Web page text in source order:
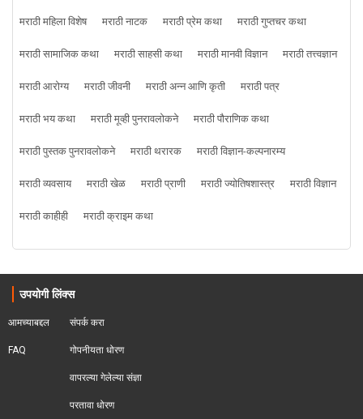
मराठी महिला विशेष
मराठी नाटक मराठी प्रेम कथा
मराठी गुप्तचर कथा
मराठी सामाजिक कथा
मराठी साहसी कथा मराठी मानवी विज्ञान
मराठी तत्त्वज्ञान
मराठी आरोग्य
मराठी जीवनी मराठी अन्न आणि कृती
मराठी पत्र
मराठी भय कथा
मराठी मूव्ही पुनरावलोकने
मराठी पौराणिक कथा
मराठी पुस्तक पुनरावलोकने
मराठी थरारक
मराठी विज्ञान-कल्पनारम्य
मराठी व्यवसाय
मराठी खेळ मराठी प्राणी मराठी ज्योतिषशास्त्र
मराठी विज्ञान
मराठी काहीही
मराठी क्राइम कथा
उपयोगी लिंक्स
आमच्याबद्दल
FAQ
संपर्क करा
गोपनीयता धोरण
वापरल्या गेलेल्या संज्ञा
परतावा धोरण